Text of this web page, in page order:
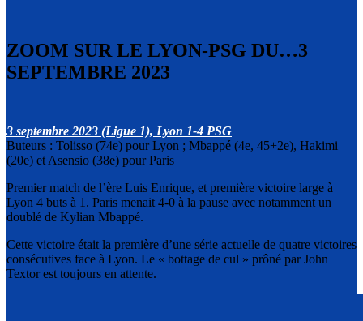
ZOOM SUR LE LYON-PSG DU…3
SEPTEMBRE 2023
3 septembre 2023 (Ligue 1), Lyon 1-4 PSG
Buteurs : Tolisso (74e) pour Lyon ; Mbappé (4e, 45+2e), Hakimi
(20e) et Asensio (38e) pour Paris
Premier match de l’ère Luis Enrique, et première victoire large à
Lyon 4 buts à 1. Paris menait 4-0 à la pause avec notamment un
doublé de Kylian Mbappé.
Cette victoire était la première d’une série actuelle de quatre victoires
consécutives face à Lyon. Le « bottage de cul » prôné par John
Textor est toujours en attente.